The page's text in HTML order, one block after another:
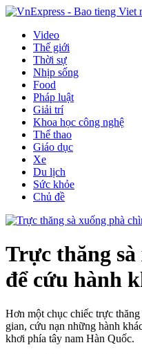
Video
Thế giới
Thời sự
Nhịp sống
Food
Pháp luật
Giải trí
Khoa học công nghệ
Thể thao
Giáo dục
Xe
Du lịch
Sức khỏe
Chủ đề
Trực thăng
để cứu hành
Hơn một chục chiếc trực
gian, cứu nạn những hành
khơi phía tây nam Hàn Quốc.